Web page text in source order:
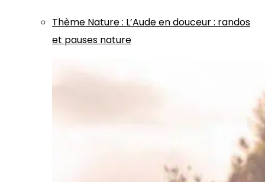
Thème Nature: L’Aude en douceur : randos
et pauses nature